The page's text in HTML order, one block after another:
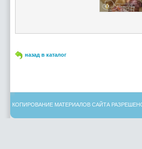
назад в каталог
КОПИРОВАНИЕ МАТЕРИАЛОВ САЙТА